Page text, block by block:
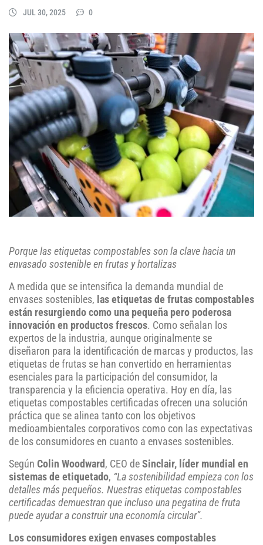
JUL 30, 2025 0
Porque las etiquetas compostables son la clave hacia un
envasado sostenible en frutas y hortalizas
A medida que se intensifica la demanda mundial de
envases sostenibles, las etiquetas de frutas compostables
están resurgiendo como una pequeña pero poderosa
innovación en productos frescos. Como señalan los
expertos de la industria, aunque originalmente se
diseñaron para la identificación de marcas y productos, las
etiquetas de frutas se han convertido en herramientas
esenciales para la participación del consumidor, la
transparencia y la eficiencia operativa. Hoy en día, las
etiquetas compostables certificadas ofrecen una solución
práctica que se alinea tanto con los objetivos
medioambientales corporativos como con las expectativas
de los consumidores en cuanto a envases sostenibles.
Según Colin Woodward , CEO de Sinclair, líder mundial en
sistemas de etiquetado, “La sostenibilidad empieza con los
detalles más pequeños. Nuestras etiquetas compostables
certificadas demuestran que incluso una pegatina de fruta
puede ayudar a construir una economía circular”.
Los consumidores exigen envases compostables